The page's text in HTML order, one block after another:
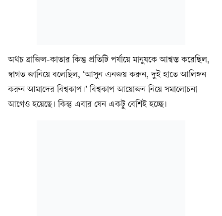
অথচ ব্রাজিল-কাতার কিন্তু প্রতিটি পর্যায়ে মানুষকে আশ্বস্ত করেছিল,
স্বাগত জানিয়ে বলেছিল, ‘আসুন এনজয় করুন, দুই হাতে আলিঙ্গন
করুন আমাদের বিশ্বকাপ।’ বিশ্বকাপ আয়োজন নিয়ে সমালোচনা
আগেও হয়েছে। কিন্তু এবার যেন একটু বেশিই হচ্ছে।